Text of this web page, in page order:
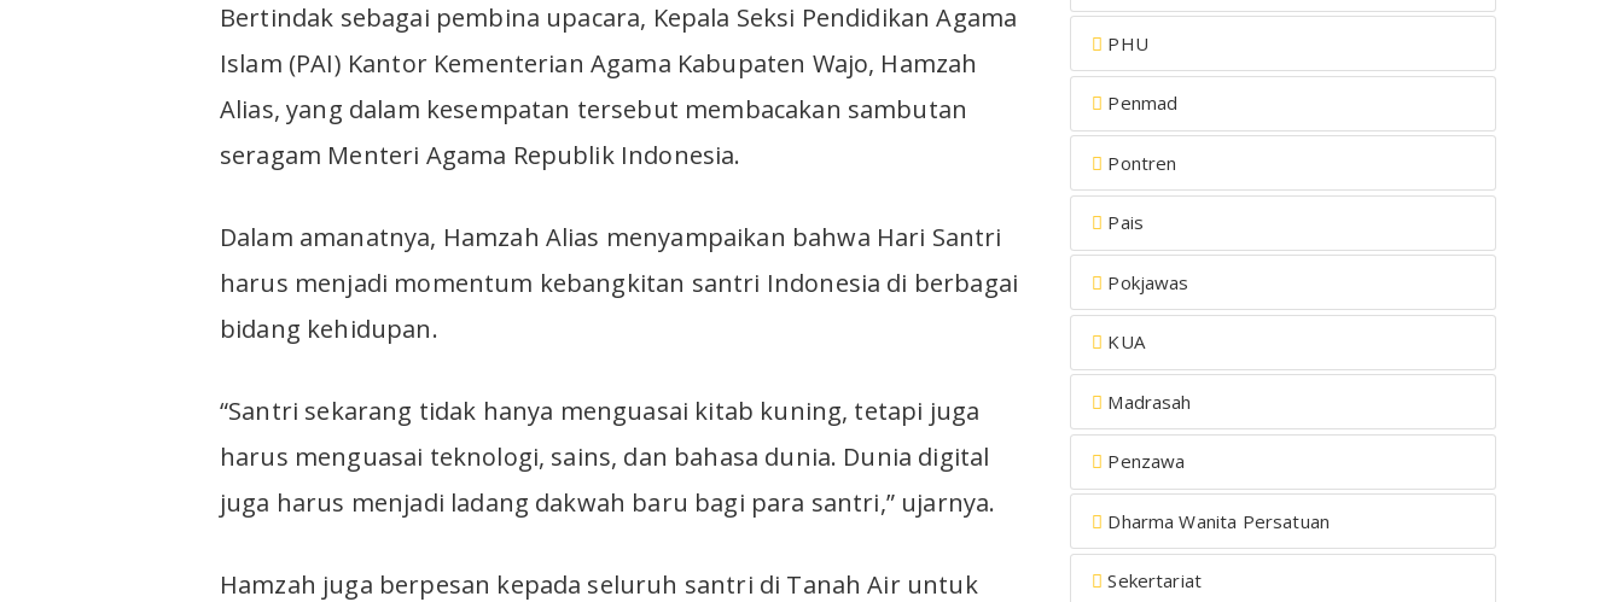
Bertindak sebagai pembina upacara, Kepala Seksi Pendidikan Agama
Islam (PAI) Kantor Kementerian Agama Kabupaten Wajo, Hamzah
Alias, yang dalam kesempatan tersebut membacakan sambutan
seragam Menteri Agama Republik Indonesia.
Dalam amanatnya, Hamzah Alias menyampaikan bahwa Hari Santri
harus menjadi momentum kebangkitan santri Indonesia di berbagai
bidang kehidupan.
“Santri sekarang tidak hanya menguasai kitab kuning, tetapi juga
harus menguasai teknologi, sains, dan bahasa dunia. Dunia digital
juga harus menjadi ladang dakwah baru bagi para santri,” ujarnya.
Hamzah juga berpesan kepada seluruh santri di Tanah Air untuk
PHU
Penmad
Pontren
Pais
Pokjawas
KUA
Madrasah
Penzawa
Dharma Wanita Persatuan
Sekertariat